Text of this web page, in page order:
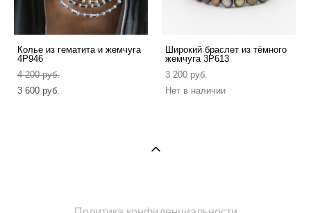
Колье из гематита и жемчуга
4P946
4 200 pуб.
3 600 pуб.
Широкий браслет из тёмного
жемчуга 3P613
3 200 pуб.
Нет в наличии